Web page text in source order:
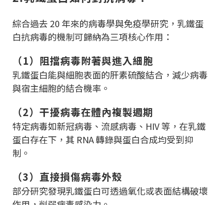
綜合過去 20 年來的病毒學與免疫學研究，乳鐵蛋
白抗病毒的機制可歸納為三項核心作用：
（1）阻擋病毒附著與進入細胞
乳鐵蛋白能與細胞表面的肝素硫酸結合，減少病毒
與宿主細胞的結合機率。
（2）干擾病毒在體內複製週期
特定病毒如新冠病毒、流感病毒、HIV 等，在乳鐵
蛋白存在下，其 RNA 轉錄與蛋白合成均受到抑
制。
（3）直接損傷病毒外殼
部分研究發現乳鐵蛋白可透過氧化或表面結構破壞